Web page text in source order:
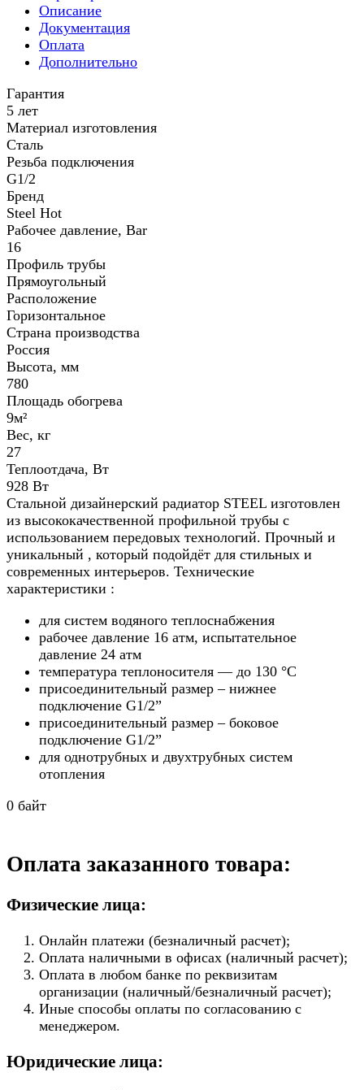
Описание
Документация
Оплата
Дополнительно
Гарантия
5 лет
Материал изготовления
Сталь
Резьба подключения
G1/2
Бренд
Steel Hot
Рабочее давление, Bar
16
Профиль трубы
Прямоугольный
Расположение
Горизонтальное
Страна производства
Россия
Высота, мм
780
Площадь обогрева
9м²
Вес, кг
27
Теплоотдача, Вт
928 Вт
Стальной дизайнерский радиатор STEEL изготовлен
из высококачественной профильной трубы с
использованием передовых технологий. Прочный и
уникальный , который подойдёт для стильных и
современных интерьеров. Технические
характеристики :
для систем водяного теплоснабжения
рабочее давление 16 атм, испытательное
давление 24 атм
температура теплоносителя — до 130 °С
присоединительный размер – нижнее
подключение G1/2”
присоединительный размер – боковое
подключение G1/2”
для однотрубных и двухтрубных систем
отопления
0 байт
Оплата заказанного товара:
Физические лица:
Онлайн платежи (безналичный расчет);
Оплата наличными в офисах (наличный расчет);
Оплата в любом банке по реквизитам
организации (наличный/безналичный расчет);
Иные способы оплаты по согласованию с
менеджером.
Юридические лица: